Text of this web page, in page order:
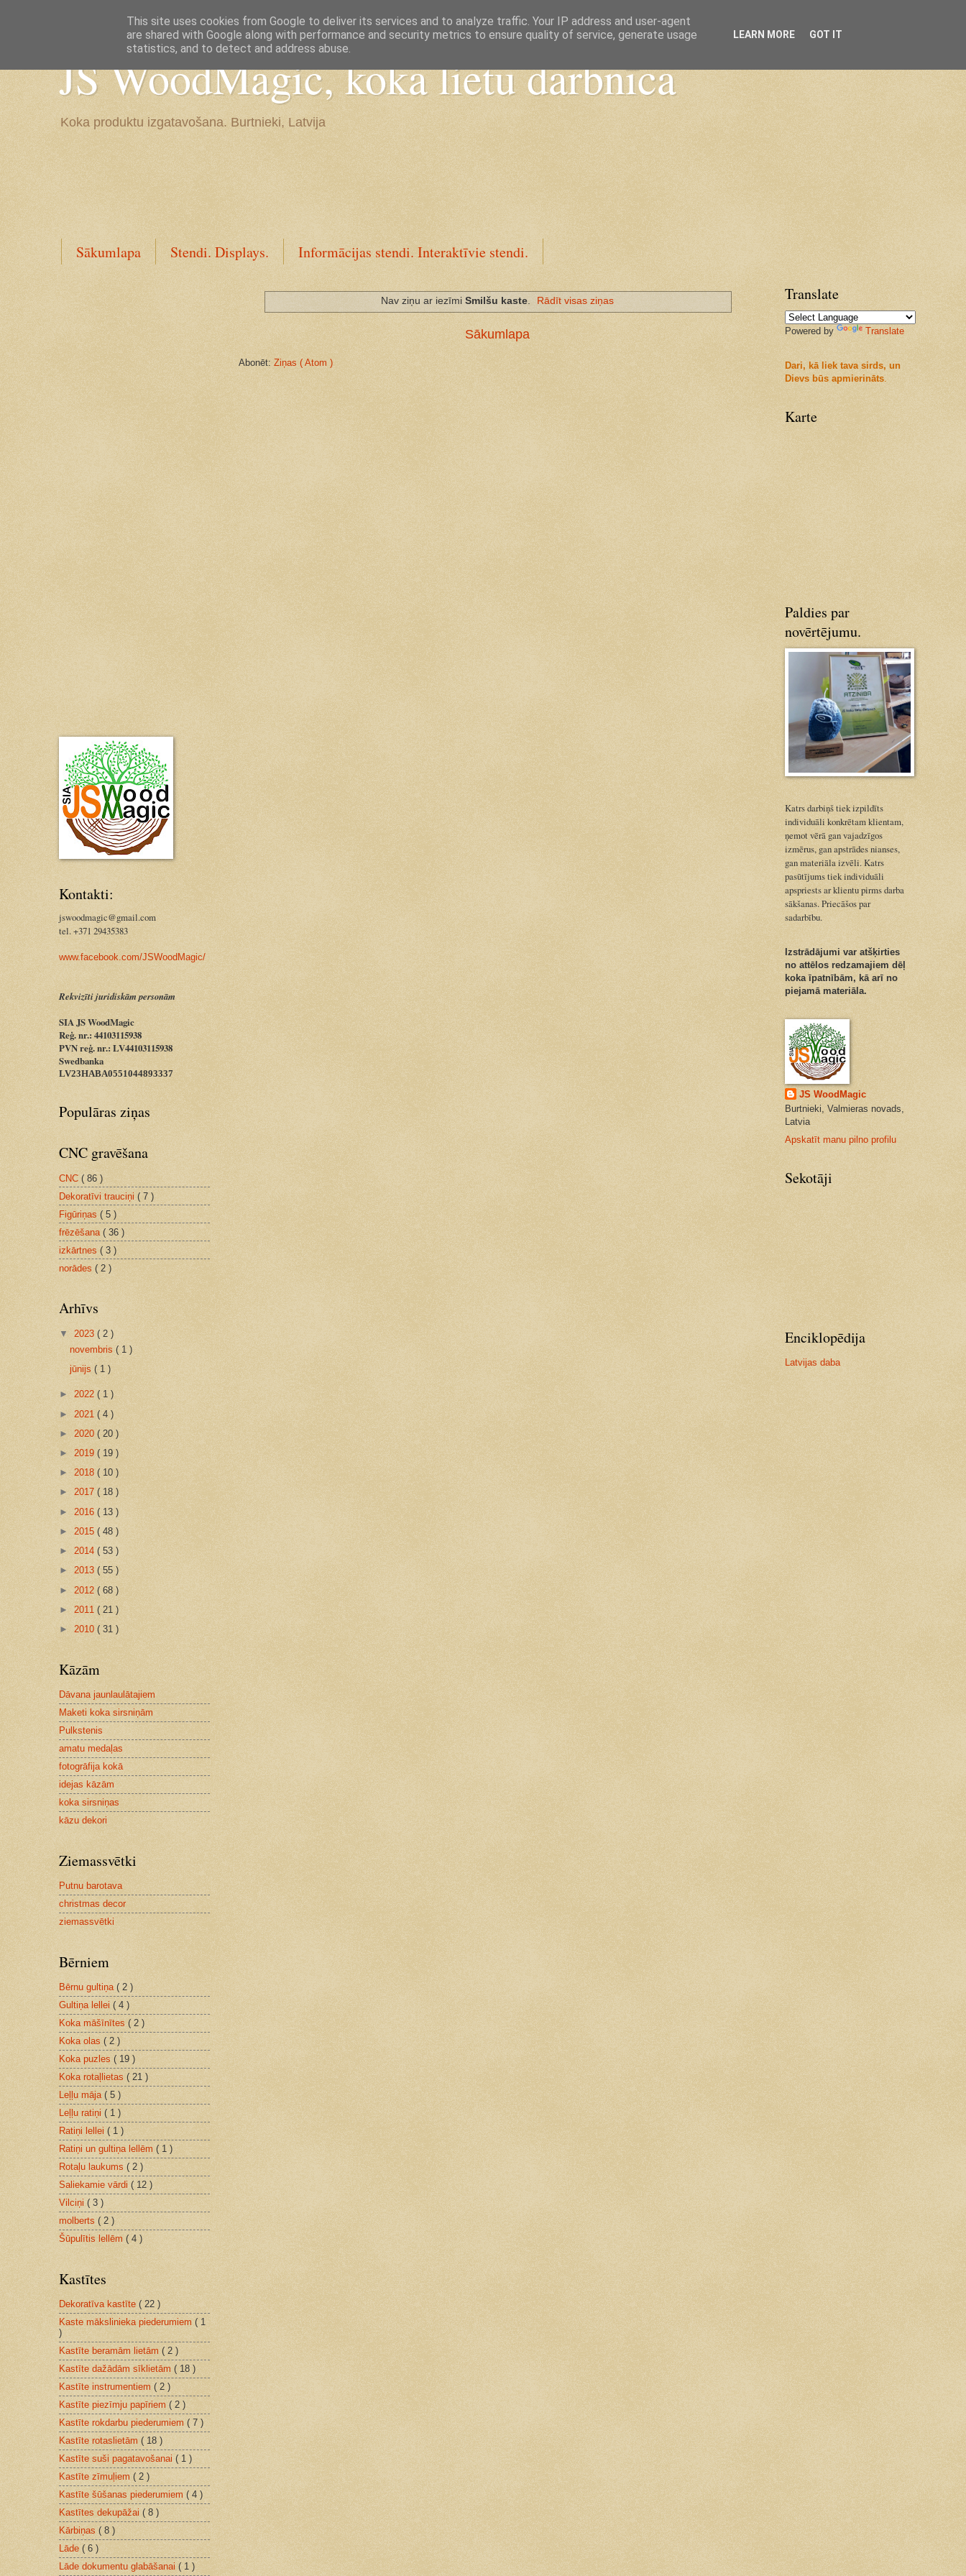
JS WoodMagic, koka lietu darbnīca
Koka produktu izgatavošana. Burtnieki, Latvija
Sākumlapa Stendi. Displays. Informācijas stendi. Interaktīvie stendi.
Nav ziņu ar iezīmi Smilšu kaste. Rādīt visas ziņas
Sākumlapa
Abonēt: Ziņas ( Atom )
Kontakti:
jswoodmagic@gmail.com
tel. +371 29435383
www.facebook.com/JSWoodMagic/
Rekvizīti juridiskām personām
SIA JS WoodMagic
Reģ. nr.: 44103115938
PVN reģ. nr.: LV44103115938
Swedbanka
LV23HABA0551044893337
Populāras ziņas
CNC gravēšana
CNC ( 86 )
Dekoratīvi trauciņi ( 7 )
Figūriņas ( 5 )
frēzēšana ( 36 )
izkārtnes ( 3 )
norādes ( 2 )
Arhīvs
▼ 2023 ( 2 )
novembris( 1 )
jūnijs( 1 )
► 2022 ( 1 )
► 2021 ( 4 )
► 2020 ( 20 )
► 2019 ( 19 )
► 2018 ( 10 )
► 2017 ( 18 )
► 2016 ( 13 )
► 2015 ( 48 )
► 2014 ( 53 )
► 2013 ( 55 )
► 2012 ( 68 )
► 2011 ( 21 )
► 2010 ( 31 )
Kāzām
Dāvana jaunlaulātajiem
Maketi koka sirsniņām
Pulkstenis
amatu medaļas
fotogrāfija kokā
idejas kāzām
koka sirsniņas
kāzu dekori
Ziemassvētki
Putnu barotava
christmas decor
ziemassvētki
Bērniem
Bērnu gultiņa ( 2 )
Gultiņa lellei ( 4 )
Koka māšīnītes ( 2 )
Koka olas ( 2 )
Koka puzles ( 19 )
Koka rotaļlietas ( 21 )
Leļļu māja ( 5 )
Leļļu ratiņi ( 1 )
Ratiņi lellei ( 1 )
Ratiņi un gultiņa lellēm ( 1 )
Rotaļu laukums ( 2 )
Saliekamie vārdi ( 12 )
Vilciņi ( 3 )
molberts ( 2 )
Šūpulītis lellēm ( 4 )
Kastītes
Dekoratīva kastīte ( 22 )
Kaste mākslinieka piederumiem ( 1
)
Kastīte beramām lietām ( 2 )
Kastīte dažādām sīklietām ( 18 )
Kastīte instrumentiem ( 2 )
Kastīte piezīmju papīriem ( 2 )
Kastīte rokdarbu piederumiem ( 7 )
Kastīte rotaslietām ( 18 )
Kastīte suši pagatavošanai ( 1 )
Kastīte zīmuļiem ( 2 )
Kastīte šūšanas piederumiem ( 4 )
Kastītes dekupāžai ( 8 )
Kārbiņas ( 8 )
Lāde ( 6 )
Lāde dokumentu glabāšanai ( 1 )
Translate
Powered by Translate
Dari, kā liek tava sirds, un
Dievs būs apmierināts.
Karte
Paldies par
novērtējumu.
Katrs darbiņš tiek izpildīts
individuāli konkrētam klientam,
ņemot vērā gan vajadzīgos
izmērus, gan apstrādes nianses,
gan materiāla izvēli. Katrs
pasūtījums tiek individuāli
apspriests ar klientu pirms darba
sākšanas. Priecāšos par
sadarbību.
Izstrādājumi var atšķirties
no attēlos redzamajiem dēļ
koka īpatnībām, kā arī no
piejamā materiāla.
JS WoodMagic
Burtnieki, Valmieras novads,
Latvia
Apskatīt manu pilno profilu
Sekotāji
Enciklopēdija
Latvijas daba
This site uses cookies from Google to deliver its services and to analyze traffic. Your IP address and user-agent
are shared with Google along with performance and security metrics to ensure quality of service, generate usage
statistics, and to detect and address abuse.
LEARN MORE GOT IT